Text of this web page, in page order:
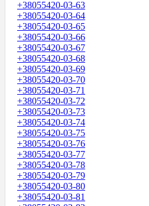
+38055420-03-63
+38055420-03-64
+38055420-03-65
+38055420-03-66
+38055420-03-67
+38055420-03-68
+38055420-03-69
+38055420-03-70
+38055420-03-71
+38055420-03-72
+38055420-03-73
+38055420-03-74
+38055420-03-75
+38055420-03-76
+38055420-03-77
+38055420-03-78
+38055420-03-79
+38055420-03-80
+38055420-03-81